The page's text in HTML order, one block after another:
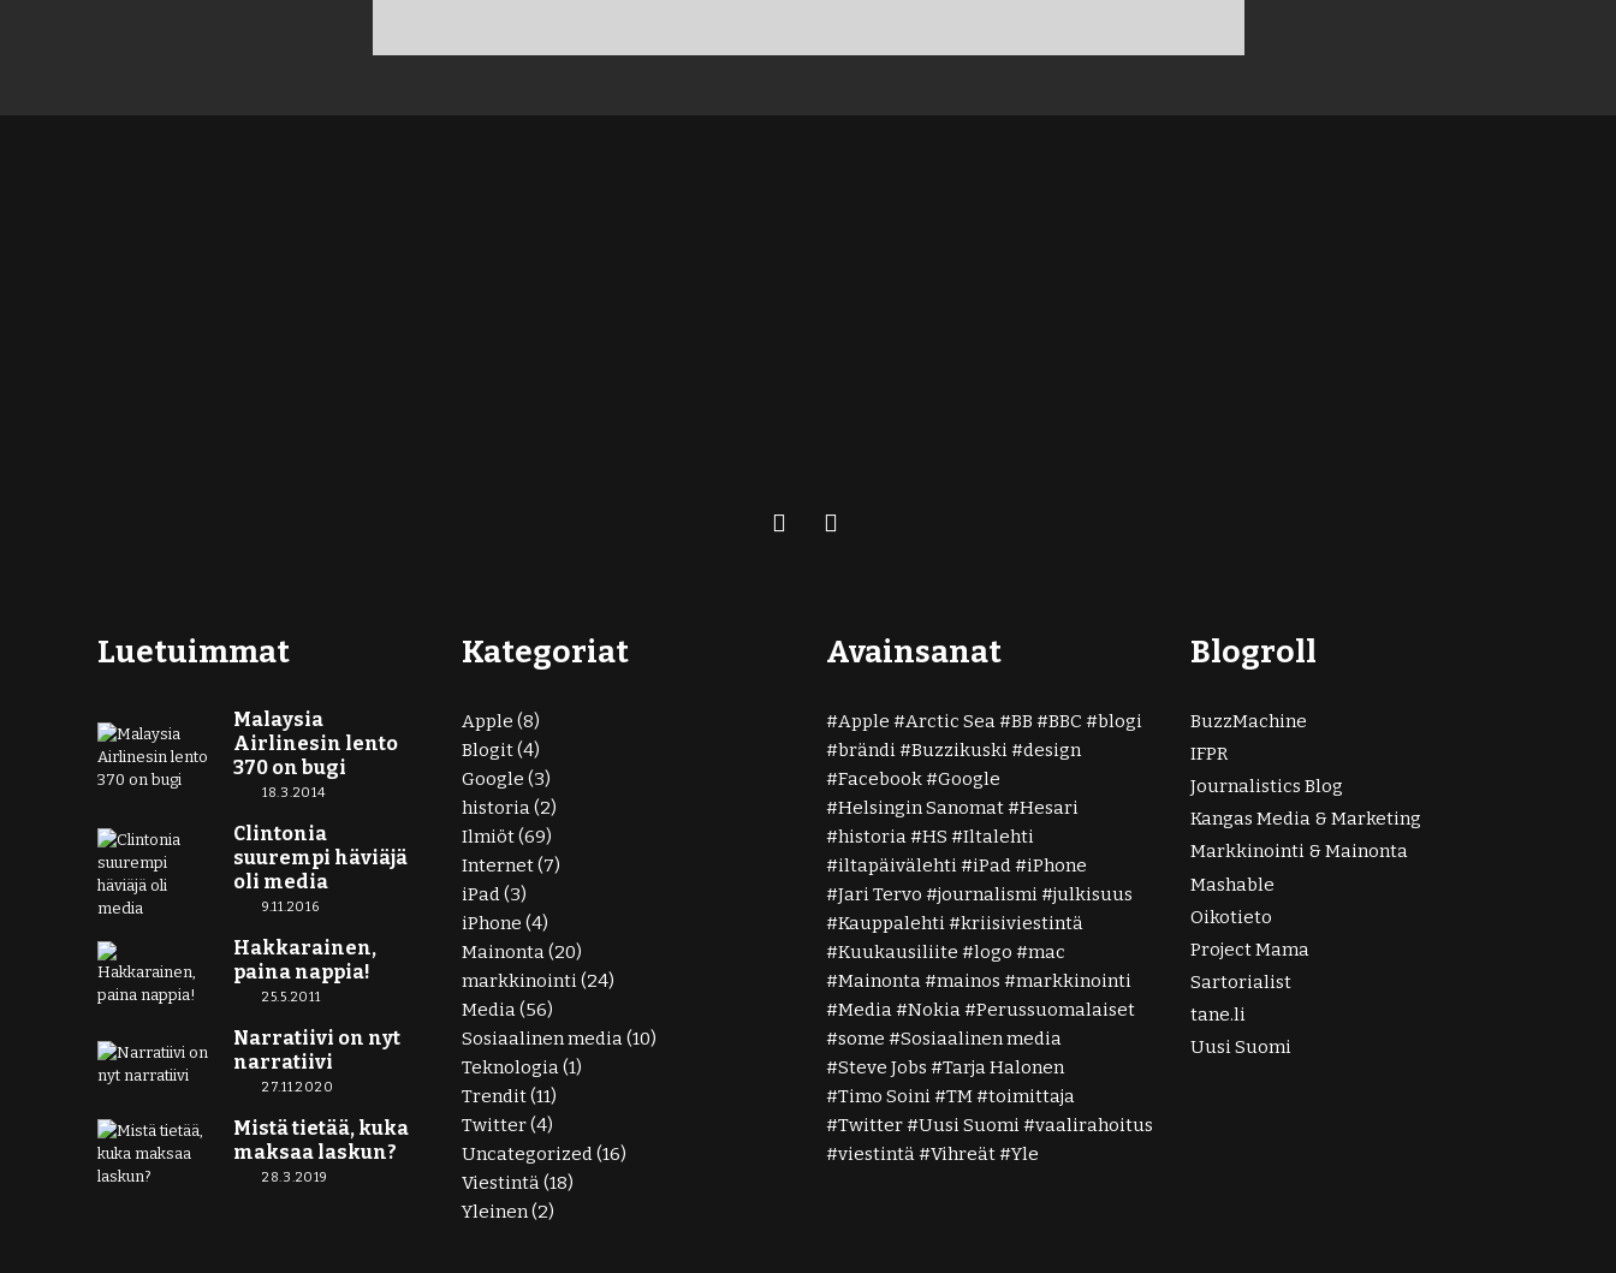
Luetuimmat
Malaysia
Airlinesin lento
370 on bugi
18.3.2014
Clintonia
suurempi häviäjä
oli media
9.11.2016
Hakkarainen,
paina nappia!
25.5.2011
Narratiivi on nyt
narratiivi
27.11.2020
Mistä tietää, kuka
maksaa laskun?
28.3.2019
Kategoriat
Apple (8)
Blogit(4)
Google (3)
historia (2)
Ilmiöt(69)
Internet(7)
iPad (3)
iPhone (4)
Mainonta (20)
markkinointi (24)
Media (56)
Sosiaalinen media (10)
Teknologia (1)
Trendit(11)
Twitter(4)
Uncategorized (16)
Viestintä (18)
Yleinen (2)
Avainsanat
Apple Arctic Sea BB BBC
blogi
brändi
Buzzikuski
design
Facebook
Google
Helsingin Sanomat
Hesari
historia
HS
Iltalehti
iltapäivälehti
iPad
iPhone
Jari Tervo
journalismi
julkisuus
Kauppalehti
kriisiviestintä
Kuukausiliite
logo
mac
Mainonta
mainos
markkinointi
Media
Nokia
Perussuomalaiset
some
Sosiaalinen media
Steve Jobs
Tarja Halonen
Timo Soini
TM
toimittaja
Twitter
Uusi Suomi
vaalirahoitus
viestintä
Vihreät Yle
Blogroll
BuzzMachine
IFPR
Journalistics Blog
Kangas Media & Marketing
Markkinointi & Mainonta
Mashable
Oikotieto
Project Mama
Sartorialist
tane.li
Uusi Suomi